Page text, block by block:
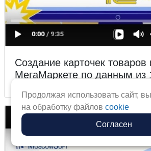
Создание карточек товаров
МегаМаркете по данным из
Продолжая использовать сайт,
на обработку файловcookie
Согласен